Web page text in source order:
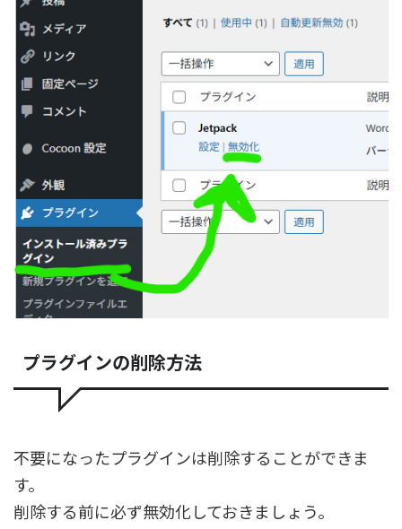
プラグインの削除方法
不要になったプラグインは削除することができま
す。
削除する前に必ず無効化しておきましょう。